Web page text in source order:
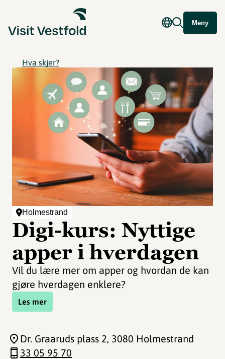
Meny
Hva skjer?
Holmestrand
Digi-kurs: Nyttige
apper i hverdagen
Vil du lære mer om apper og hvordan de kan
gjøre hverdagen enklere?
Les mer
Dr. Graaruds plass 2, 3080 Holmestrand
33 05 95 70